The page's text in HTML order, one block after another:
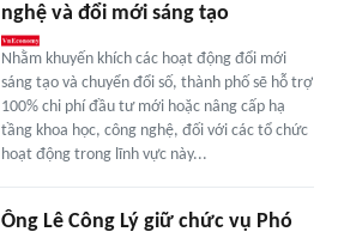
nghệ và đổi mới sáng tạo
Nhằm khuyến khích các hoạt động đổi mới
sáng tạo và chuyển đổi số, thành phố sẽ hỗ trợ
100% chi phí đầu tư mới hoặc nâng cấp hạ
tầng khoa học, công nghệ, đối với các tổ chức
hoạt động trong lĩnh vực này...
Ông Lê Công Lý giữ chức vụ Phó